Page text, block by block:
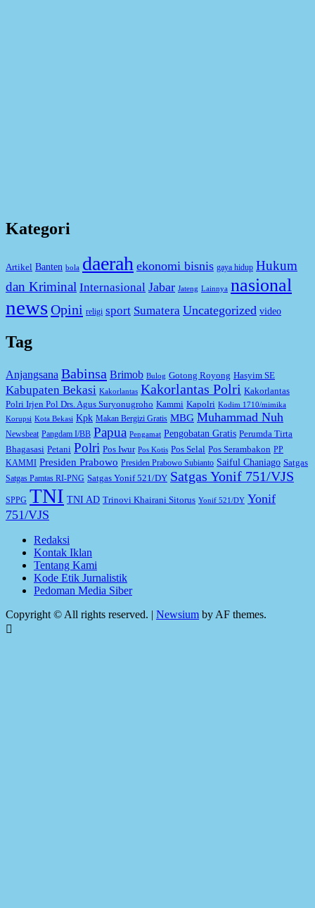
Kategori
Artikel Banten bola daerah ekonomi bisnis gaya hidup Hukum
dan Kriminal Internasional Jabar Jateng Lainnya nasional
newsOpini religi sport Sumatera Uncategorized video
Tag
Anjangsana Babinsa Brimob Bulog Gotong Royong Hasyim SE
Kabupaten Bekasi Kakorlantas Kakorlantas Polri Kakorlantas
Polri Irjen Pol Drs. Agus Suryonugroho Kammi Kapolri Kodim 1710/mimika
Korupsi Kota Bekasi Kpk Makan Bergizi Gratis MBG Muhammad Nuh
Newsbeat Pangdam I/BB Papua Pengamat Pengobatan Gratis Perumda Tirta
Bhagasasi Petani Polri Pos Iwur Pos Kotis Pos Selal Pos Serambakon PP
KAMMI Presiden Prabowo Presiden Prabowo Subianto Saiful Chaniago Satgas
Satgas Pamtas RI-PNG Satgas Yonif 521/DY Satgas Yonif 751/VJS
SPPG TNI TNI AD Trinovi Khairani Sitorus Yonif 521/DY Yonif
751/VJS
Redaksi
Kontak Iklan
Tentang Kami
Kode Etik Jurnalistik
Pedoman Media Siber
Copyright © All rights reserved. | Newsium by AF themes.